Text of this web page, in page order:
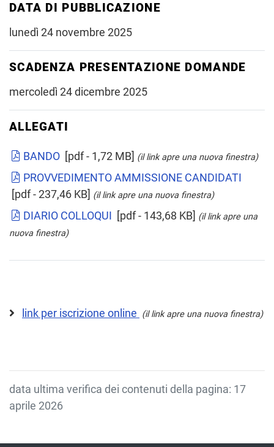
DATA DI PUBBLICAZIONE
lunedì 24 novembre 2025
SCADENZA PRESENTAZIONE DOMANDE
mercoledì 24 dicembre 2025
ALLEGATI
BANDO[pdf - 1,72 MB] (il link apre una nuova finestra)
PROVVEDIMENTO AMMISSIONE CANDIDATI
[pdf - 237,46 KB] (il link apre una nuova finestra)
DIARIO COLLOQUI [pdf - 143,68 KB] (il link apre una
nuova finestra)
link per iscrizione online (il link apre una nuova finestra)
data ultima verifica dei contenuti della pagina: 17
aprile 2026